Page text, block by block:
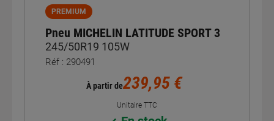
PREMIUM
Pneu MICHELIN LATITUDE SPORT 3
245/50R19 105W
Réf : 290491
À partir de239,95 €
Unitaire TTC